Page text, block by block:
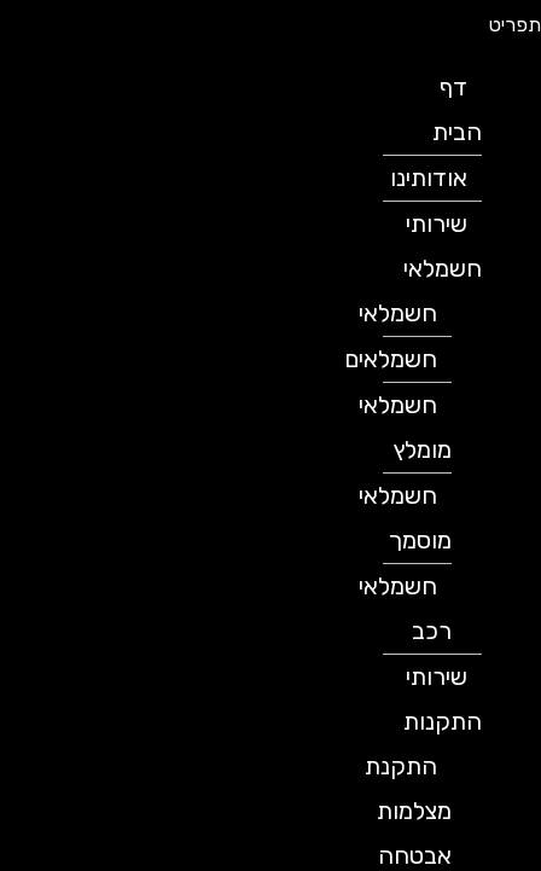
הבית
אודותינו
שירותי
חשמלאי
חשמלאי
חשמלאים
חשמלאי
מומלץ
חשמלאי
מוסמך
חשמלאי
שירותי
התקנות
התקנת
מצלמות
אבטחה